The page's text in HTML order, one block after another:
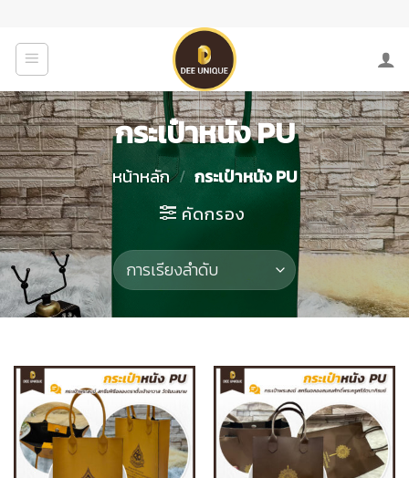
content
กระเป๋าหนัง PU
หน้าหลัก / กระเป๋าหนัง PU
คัดกรอง